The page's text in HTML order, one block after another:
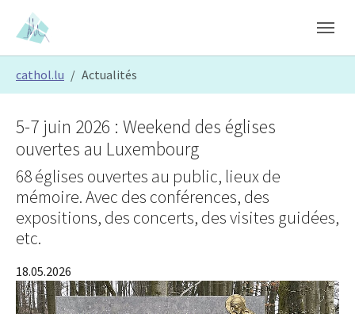
Skip to main content
Skip to page footer
cathol.lu Actualités
5-7 juin 2026 : Weekend des églises
ouvertes au Luxembourg
68 églises ouvertes au public, lieux de
mémoire. Avec des conférences, des
expositions, des concerts, des visites guidées,
etc.
18.05.2026